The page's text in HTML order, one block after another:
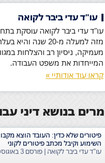
עו"ד עדי ביבר לקואה
עו"ד עדי ביבר לקואה עוסקת
מזה למעלה מ-20 שנה
מעמיקה, ניסיון רב והצלחות
המייחדות את משפט העבודה.
קראו עוד אודותיי »
בנושא דיני
פיטורים שלא כדין: העובד הוצא
השימוע וקיבל מכתב פיטורים לקוני
עו"ד עדי ביבר לקואה | פורסם 3 באוגוסט, 2026